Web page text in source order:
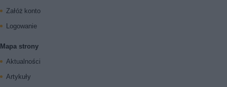
Załóż konto
Logowanie
Mapa strony
Aktualności
Artykuły